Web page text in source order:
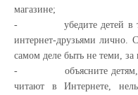
магазине;
-
убедите детей
интернет-друзьями лично.
самом деле быть не теми, за
-
объясните
читают в Интернете,